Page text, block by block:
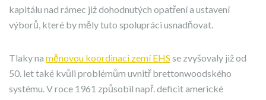
kapitálu nad rámec již dohodnutých opatření a ustavení
výborů, které by měly tuto spolupráci usnadňovat.
Tlaky na měnovou koordinaci zemí EHS se zvyšovaly již od
50. let také kvůli problémům uvnitř brettonwoodského
systému. V roce 1961 způsobil např. deficit americké